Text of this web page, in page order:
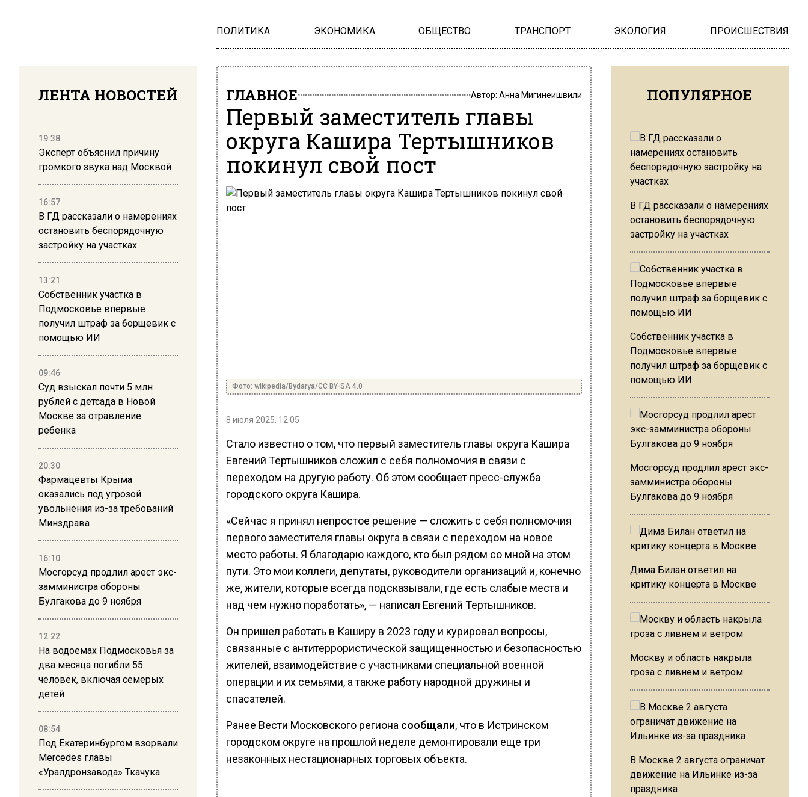
ПОЛИТИКА ЭКОНОМИКА ОБЩЕСТВО ТРАНСПОРТ ЭКОЛОГИЯ ПРОИСШЕСТВИЯ
ЛЕНТА НОВОСТЕЙ
19:38
Эксперт объяснил причину
громкого звука над Москвой
16:57
В ГД рассказали о намерениях
остановить беспорядочную
застройку на участках
13:21
Собственник участка в
Подмосковье впервые
получил штраф за борщевик с
помощью ИИ
09:46
Суд взыскал почти 5 млн
рублей с детсада в Новой
Москве за отравление
ребенка
20:30
Фармацевты Крыма
оказались под угрозой
увольнения из-за требований
Минздрава
16:10
Мосгорсуд продлил арест экс-
замминистра обороны
Булгакова до 9 ноября
12:22
На водоемах Подмосковья за
два месяца погибли 55
человек, включая семерых
детей
08:54
Под Екатеринбургом взорвали
Mercedes главы
«Уралдронзавода» Ткачука
ГЛАВНОЕ Автор: Анна Мигинеишвили
Первый заместитель главы
округа Кашира Тертышников
покинул свой пост
Фото: wikipedia/Bydarya/CC BY-SA 4.0
8 июля 2025, 12:05
Стало известно о том, что первый заместитель главы округа Кашира
Евгений Тертышников сложил с себя полномочия в связи с
переходом на другую работу. Об этом сообщает пресс-служба
городского округа Кашира.
«Сейчас я принял непростое решение — сложить с себя полномочия
первого заместителя главы округа в связи с переходом на новое
место работы. Я благодарю каждого, кто был рядом со мной на этом
пути. Это мои коллеги, депутаты, руководители организаций и, конечно
же, жители, которые всегда подсказывали, где есть слабые места и
над чем нужно поработать», — написал Евгений Тертышников.
Он пришел работать в Каширу в 2023 году и курировал вопросы,
связанные с антитеррористической защищенностью и безопасностью
жителей, взаимодействие с участниками специальной военной
операции и их семьями, а также работу народной дружины и
спасателей.
Ранее Вести Московского региона сообщали, что в Истринском
городском округе на прошлой неделе демонтировали еще три
незаконных нестационарных торговых объекта.
ПОПУЛЯРНОЕ
В ГД рассказали о намерениях
остановить беспорядочную
застройку на участках
Собственник участка в
Подмосковье впервые
получил штраф за борщевик с
помощью ИИ
Мосгорсуд продлил арест экс-
замминистра обороны
Булгакова до 9 ноября
Дима Билан ответил на
критику концерта в Москве
Москву и область накрыла
гроза с ливнем и ветром
В Москве 2 августа ограничат
движение на Ильинке из-за
праздника